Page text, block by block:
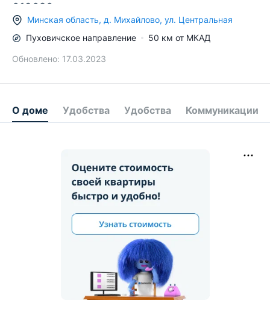
619626
Минская область, д. Михайлово, ул. Центральная
Пуховичское направление 50 км от МКАД
Обновлено: 17.03.2023
О доме Удобства Удобства Коммуникации